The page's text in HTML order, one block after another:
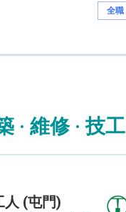
全職
· 維修 · 技工
人 (屯門)